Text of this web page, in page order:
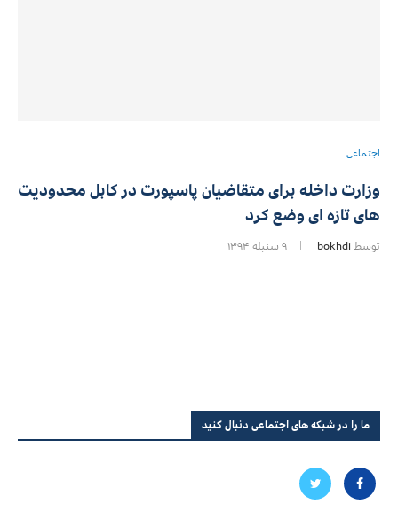
اجتماعی
وزارت داخله برای متقاضیان پاسپورت در کابل محدودیت
های تازه ای وضع کرد
توسط bokhdi ۹ سنبله ۱۳۹۴
ما را در شبکه های اجتماعی دنبال کنید